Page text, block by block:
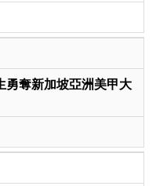
勇奪新加坡亞洲美甲大